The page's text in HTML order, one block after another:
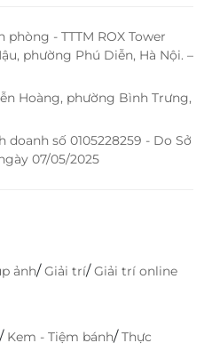
phòng - TTTM ROX Tower
phường Phú Diễn, Hà Nội. –
Hoàng, phường Bình Trưng,
số 0105228259 - Do Sở
07/05/2025
ảnh/Giải trí/Giải trí online
/ Kem - Tiệm bánh/Thực